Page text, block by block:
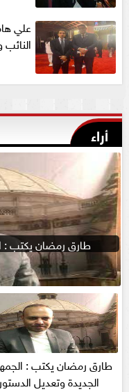
علي
أراء
طارق رمضان يكتب :
طارق رمضان يكتب :
الجديدة وتعديل الدستور